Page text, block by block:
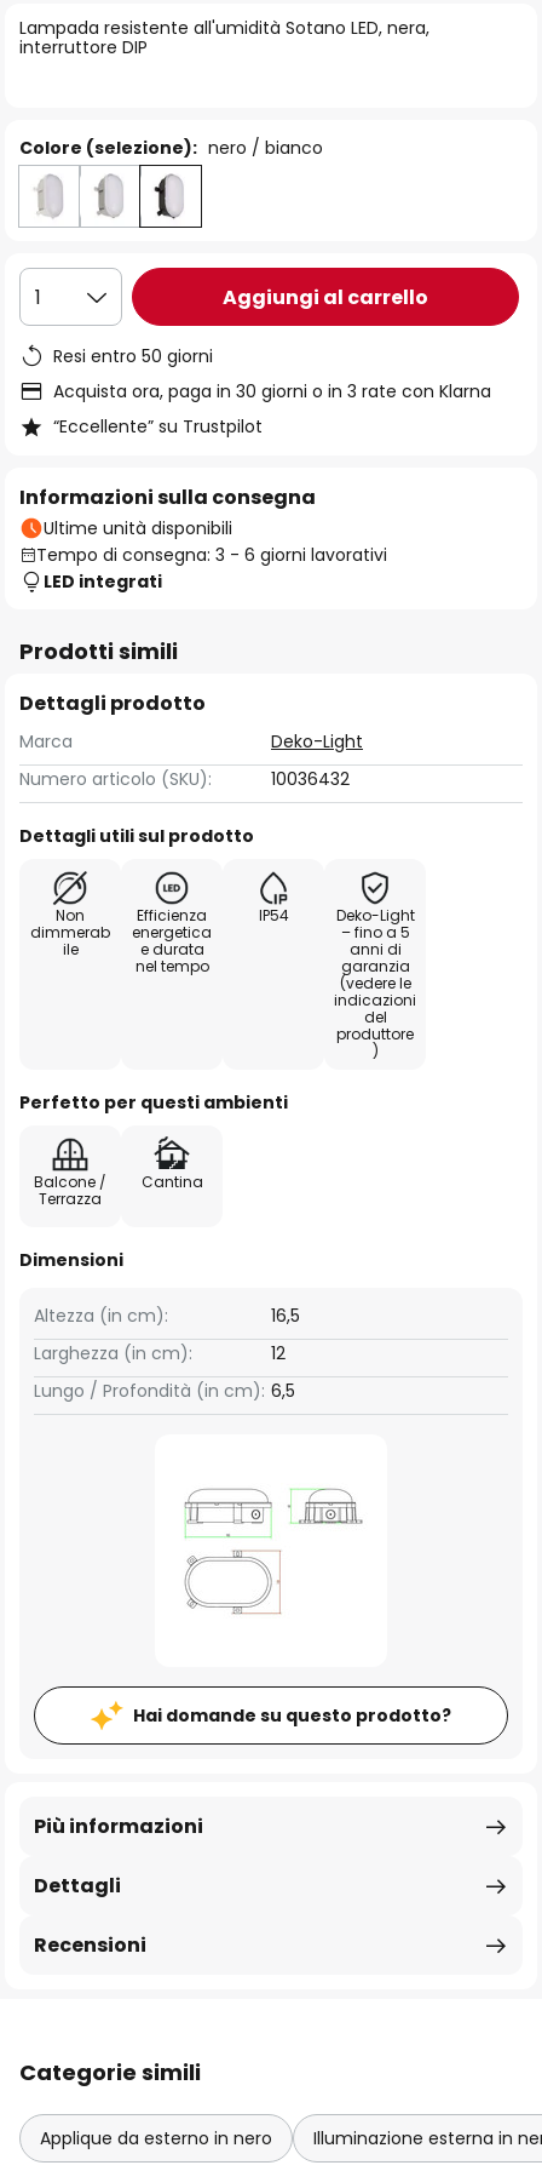
immagini
Lampada resistente all'umidità Sotano LED, nera,
interruttore DIP
Colore (selezione): nero / bianco
1 Aggiungi al carrello
Resi entro 50 giorni
Acquista ora, paga in 30 giorni o in 3 rate con Klarna
“Eccellente” su Trustpilot
Informazioni sulla consegna
Ultime unità disponibili
Tempo di consegna: 3 - 6 giorni lavorativi
LED integrati
Prodotti simili
Dettagli prodotto
Marca
Deko-Light
Numero articolo (SKU):
10036432
Dettagli utili sul prodotto
Non
dimmerab
ile
Efficienza
energetica
e durata
nel tempo
IP54
Deko-Light
– fino a 5
anni di
garanzia
(vedere le
indicazioni
del
produttore
)
Perfetto per questi ambienti
Balcone /
Terrazza
Cantina
Dimensioni
Larghezza (in cm): 12
Altezza (in cm): 16,5
Lungo / Profondità (in cm): 6,5
Hai domande su questo prodotto?
Dettagli
Più informazioni
Recensioni
Categorie simili
Applique da esterno in nero Illuminazione esterna in